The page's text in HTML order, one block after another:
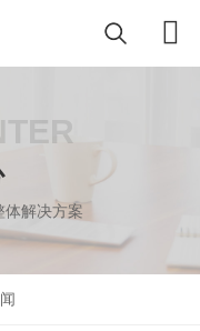
体解决方案